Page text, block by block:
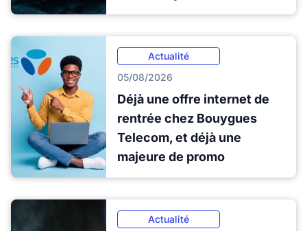
Actualité
05/08/2026
Déjà une offre internet de
rentrée chez Bouygues
Telecom, et déjà une
majeure de promo
Actualité